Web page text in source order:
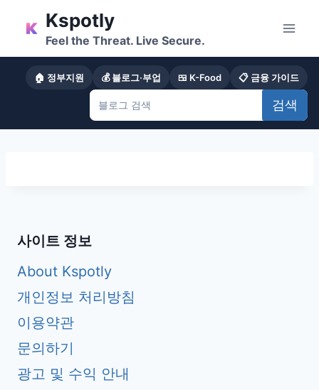
content
Kspotly
Feel the Threat. Live Secure.
🏠 정부지원 💰 블로그·부업 🍱 K-Food 📋 금융 가이드
검색
사이트 정보
About Kspotly
개인정보 처리방침
이용약관
문의하기
광고 및 수익 안내